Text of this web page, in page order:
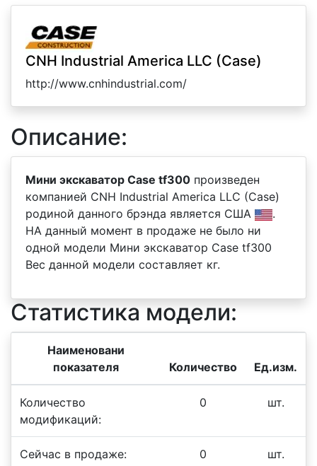
CNH Industrial America LLC (Case)
http://www.cnhindustrial.com/
Описание:
Мини экскаватор Case tf300 произведен
компанией CNH Industrial America LLC (Case)
родиной данного брэнда является США
.
НА данный момент в продаже не было ни
одной модели Мини экскаватор Case tf300
Вес данной модели составляет кг.
Статистика модели:
Наименовани
показателя
Количество Ед.изм.
Количество
модификаций:
0 шт.
Сейчас в продаже: 0 шт.